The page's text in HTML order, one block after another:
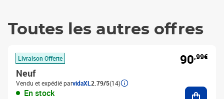
Toutes les autres offres
Livraison Offerte
Neuf
Vendu et expédié parvidaXL 2.79/5(14)
En stock
90,99€